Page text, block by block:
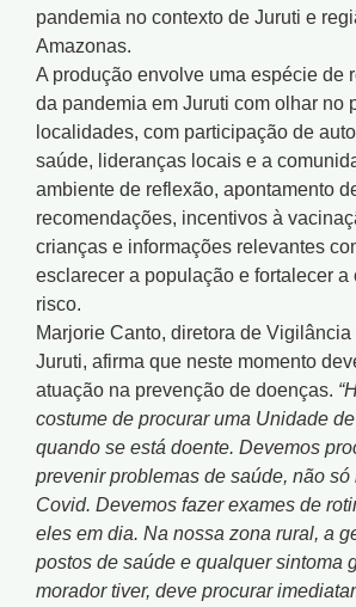
pandemia no contexto de Juruti e
Amazonas.
A produção envolve uma espécie de
da pandemia em Juruti com olhar no
localidades, com participação de
saúde, lideranças locais e a
ambiente de reflexão, apontamento
recomendações, incentivos à
crianças e informações relevantes
esclarecer a população e fortalecer a
risco.
Marjorie Canto, diretora de
Juruti, afirma que neste momento
atuação na prevenção de doenças.
costume de procurar uma Unidade
quando se está doente. Devemos
prevenir problemas de saúde, não
Covid. Devemos fazer exames de
eles em dia. Na nossa zona rural, a
postos de saúde e qualquer sintoma
morador tiver, deve procurar